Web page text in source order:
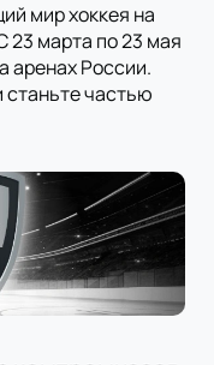
мир хоккея на
23 марта по 23 мая
аренах России.
частью